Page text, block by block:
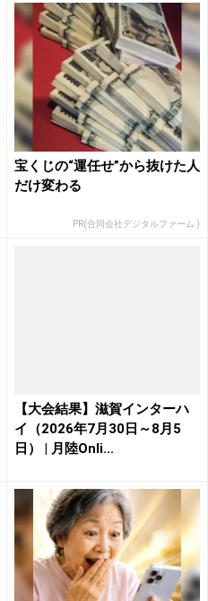
宝くじの“運任せ”から抜けた人
だけ変わる
PR(合同会社デジタルファーム )
【大会結果】滋賀インターハ
イ（2026年7月30日～8月5
日） | 月陸Onli...